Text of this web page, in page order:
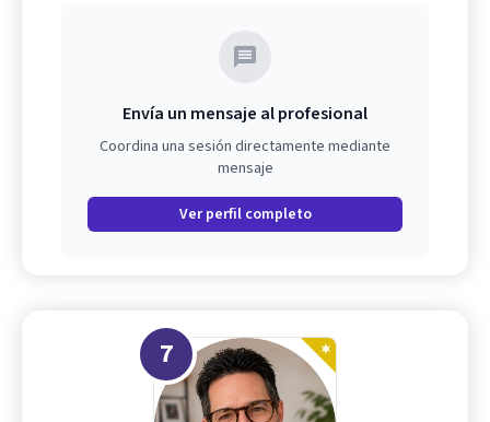
Envía un mensaje al profesional
Coordina una sesión directamente mediante
mensaje
Ver perfil completo
7